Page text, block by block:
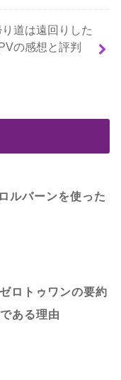
道は遠回りした
の感想と評判
ルバーンを使った
ロトゥワンの要約
ある理由